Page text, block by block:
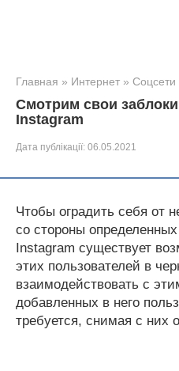
Главная » Интернет » Соцсети
Смотрим свои
Instagram
Дата публікації: 06.05.2021
Чтобы оградить себя от
со стороны
Instagram существует
этих пользователей в
взаимодействовать с
добавленных в него
требуется, снимая с них